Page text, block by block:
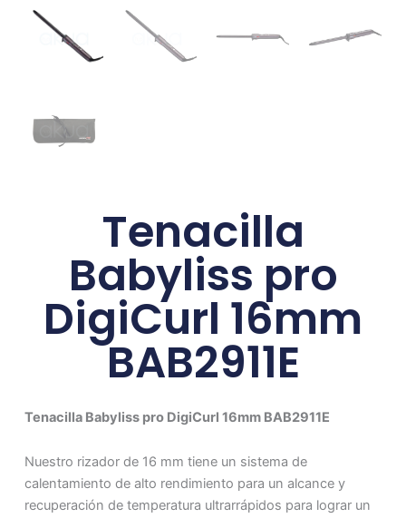
Tenacilla
Babyliss pro
DigiCurl 16mm
BAB2911E
Tenacilla Babyliss pro DigiCurl 16mm BAB2911E
Nuestro rizador de 16 mm tiene un sistema de
calentamiento de alto rendimiento para un alcance y
recuperación de temperatura ultrarrápidos para lograr un